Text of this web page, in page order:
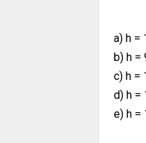
a) h =
b) h =
c) h =
d) h =
e) h =